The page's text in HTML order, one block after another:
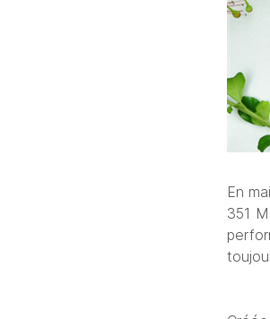
En
351